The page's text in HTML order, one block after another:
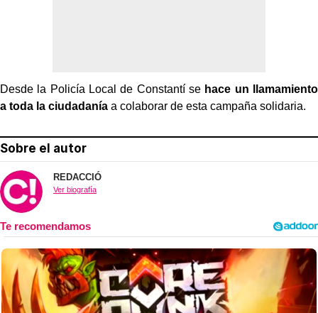
Desde la Policía Local de Constantí sehace un llamamiento
a toda la ciudadanía a colaborar de esta campaña solidaria.
Sobre el autor
REDACCIÓ
Ver biografía